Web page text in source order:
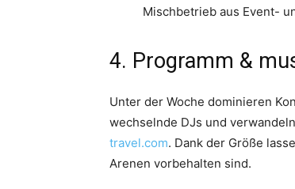
Mischbetrieb aus Event-
4. Programm &
Unter der Woche dominieren
wechselnde DJs und
travel.com. Dank der Größe
Arenen vorbehalten sind.